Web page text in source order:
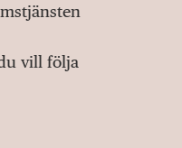
vill följa